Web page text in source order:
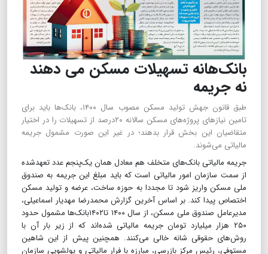
بانک‌هانه تسهیلات مسکن می دهند
نه جریمه
طبق قانون جهش تولید مسکن مصوب سال ۱۴۰۰، بانک‌ها باید برای
تامین نیازهای پروژه‌های مسکن سالانه ۲۰درصد از تسهیلات را در اختیار
متقاضیان این بخش قرار بدهند؛ در غیر این صورت مشمول جریمه
مالیاتی می‌شوند.
​​​​​​​جریمه مالیاتی بانک‌های متخلف هم معادل همان یک‌پنجم عدد تعهدشده
از سمت سازمان امور مالیاتی است که باید مبلغ این جریمه به صندوق
ملی مسکن واریز شود تا مجددا به حوزه ساخت، عرضه و تولید مسکن
اختصاص پیدا کند. بر اساس آخرین گزارش محمدرضا مهدیار اسماعیلی،
مدیرعامل صندوق ملی مسکن، از سال ۱۴۰۰ تا۱۴۰۲بانک‌ها مشمول حدود
۲۵۰ هزار میلیارد تومان جریمه مالیاتی شده‌اند که از زیر بار آن با
روش‌های حقوقی شانه خالی می‌کنند. همچنین پیش از این شاهین
مستوفی، رئیس مرکز بازرسی، مبارزه با فرار مالیاتی و پولشویی سازمان